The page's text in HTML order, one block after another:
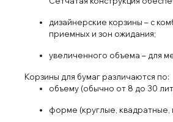
дизайнерские корзины – с
приемных и зон ожидания;
увеличенного объема – для
Корзины для бумаг различаются по:
объему (обычно от 8 до 30 лит
форме (круглые, квадратные